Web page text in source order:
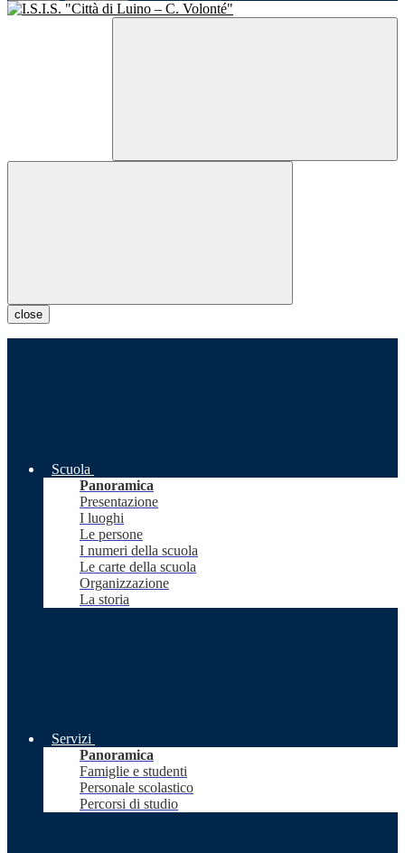
close
Scuola
Panoramica
Presentazione
I luoghi
Le persone
I numeri della scuola
Le carte della scuola
Organizzazione
La storia
Servizi
Panoramica
Famiglie e studenti
Personale scolastico
Percorsi di studio